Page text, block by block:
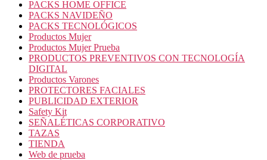
PACKS HOME OFFICE
PACKS NAVIDEÑO
PACKS TECNOLÓGICOS
Productos Mujer
Productos Mujer Prueba
PRODUCTOS PREVENTIVOS CON TECNOLOGÍA
DIGITAL
Productos Varones
PROTECTORES FACIALES
PUBLICIDAD EXTERIOR
Safety Kit
SEÑALÉTICAS CORPORATIVO
TAZAS
TIENDA
Web de prueba